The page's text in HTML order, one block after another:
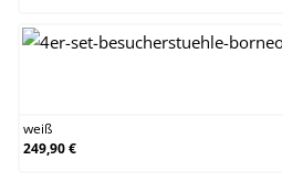
weiß
249,90 €